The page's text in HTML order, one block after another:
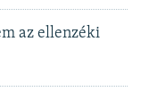
az ellenzéki